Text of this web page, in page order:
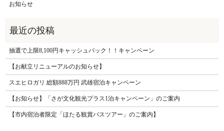
お知らせ
抽選で上限8,100円キャッシュバック！！キャンペーン
【お献立リニューアルのお知らせ】
スエヒロガリ 総額888万円 武雄宿泊キャンペーン
【お知らせ】「さが文化観光プラス1泊キャンペーン」のご案内
【市内宿泊者限定「ほたる観賞バスツアー」のご案内】